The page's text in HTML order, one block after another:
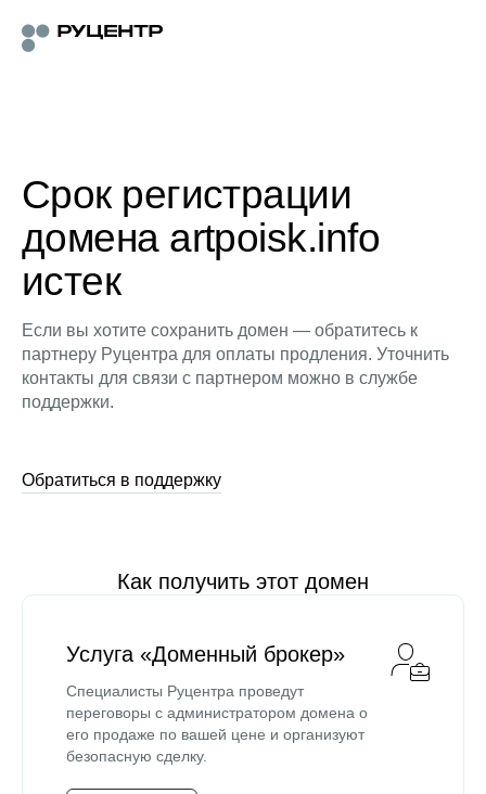
Срок регистрации
домена artpoisk.info
истек
Если вы хотите сохранить домен — обратитесь к
партнеру Руцентра для оплаты продления. Уточнить
контакты для связи с партнером можно в службе
поддержки.
Обратиться в поддержку
Как получить этот домен
Услуга «Доменный брокер»
Специалисты Руцентра проведут
переговоры с администратором домена о
его продаже по вашей цене и организуют
безопасную сделку.